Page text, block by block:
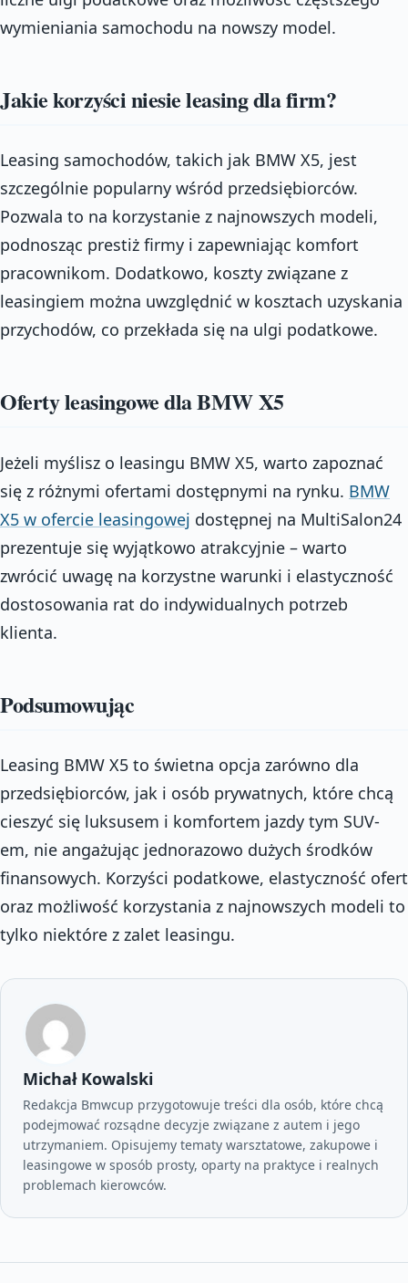
wymieniania samochodu na nowszy model.
Jakie korzyści niesie leasing dla firm?
Leasing samochodów, takich jak BMW X5, jest
szczególnie popularny wśród przedsiębiorców.
Pozwala to na korzystanie z najnowszych modeli,
podnosząc prestiż firmy i zapewniając komfort
pracownikom. Dodatkowo, koszty związane z
leasingiem można uwzględnić w kosztach uzyskania
przychodów, co przekłada się na ulgi podatkowe.
Oferty leasingowe dla BMW X5
Jeżeli myślisz o leasingu BMW X5, warto zapoznać
się z różnymi ofertami dostępnymi na rynku. BMW
X5 w ofercie leasingowej dostępnej na MultiSalon24
prezentuje się wyjątkowo atrakcyjnie – warto
zwrócić uwagę na korzystne warunki i elastyczność
dostosowania rat do indywidualnych potrzeb
klienta.
Podsumowując
Leasing BMW X5 to świetna opcja zarówno dla
przedsiębiorców, jak i osób prywatnych, które chcą
cieszyć się luksusem i komfortem jazdy tym SUV-
em, nie angażując jednorazowo dużych środków
finansowych. Korzyści podatkowe, elastyczność ofert
oraz możliwość korzystania z najnowszych modeli to
tylko niektóre z zalet leasingu.
Michał Kowalski
Redakcja Bmwcup przygotowuje treści dla osób, które chcą
podejmować rozsądne decyzje związane z autem i jego
utrzymaniem. Opisujemy tematy warsztatowe, zakupowe i
leasingowe w sposób prosty, oparty na praktyce i realnych
problemach kierowców.